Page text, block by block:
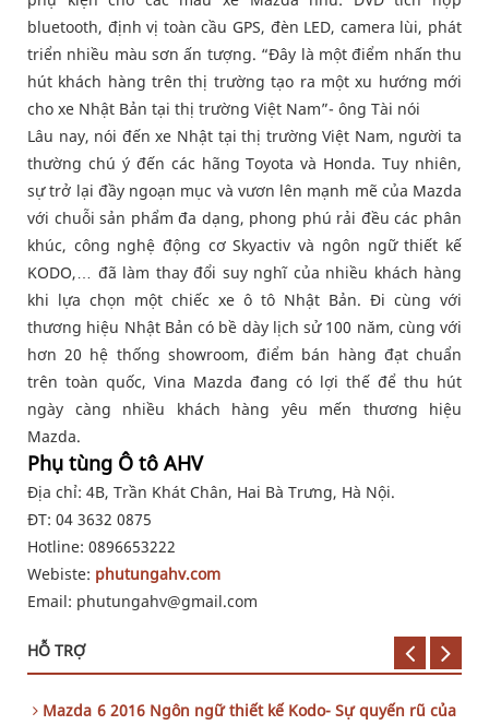
bluetooth, định vị toàn cầu GPS, đèn LED, camera lùi, phát
triển nhiều màu sơn ấn tượng. “Đây là một điểm nhấn thu
hút khách hàng trên thị trường tạo ra một xu hướng mới
cho xe Nhật Bản tại thị trường Việt Nam”- ông Tài nói
Lâu nay, nói đến xe Nhật tại thị trường Việt Nam, người ta
thường chú ý đến các hãng Toyota và Honda. Tuy nhiên,
sự trở lại đầy ngoạn mục và vươn lên mạnh mẽ của Mazda
với chuỗi sản phẩm đa dạng, phong phú rải đều các phân
khúc, công nghệ động cơ Skyactiv và ngôn ngữ thiết kế
KODO,… đã làm thay đổi suy nghĩ của nhiều khách hàng
khi lựa chọn một chiếc xe ô tô Nhật Bản. Đi cùng với
thương hiệu Nhật Bản có bề dày lịch sử 100 năm, cùng với
hơn 20 hệ thống showroom, điểm bán hàng đạt chuẩn
trên toàn quốc, Vina Mazda đang có lợi thế để thu hút
ngày càng nhiều khách hàng yêu mến thương hiệu
Mazda.
Phụ tùng Ô tô AHV
Địa chỉ: 4B, Trần Khát Chân, Hai Bà Trưng, Hà Nội.
ĐT: 04 3632 0875
Hotline: 0896653222
Webiste: phutungahv.com
Email: phutungahv@gmail.com
HỖ TRỢ
Mazda 6 2016 Ngôn ngữ thiết kế Kodo- Sự quyến rũ của